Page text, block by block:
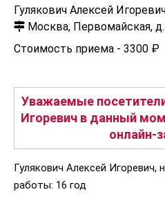
Гулякович Алексей
Москва, Первомайская,
Стоимость приема - 3300 ₽
Уважаемые
Игоревич в данный
онлайн-
Гулякович Алексей
работы: 16 год